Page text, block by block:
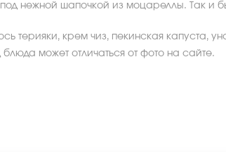
нежной шапочкой из моцареллы. Так и
терияки, крем чиз, пекинская капуста,
может отличаться от фото на сайте.